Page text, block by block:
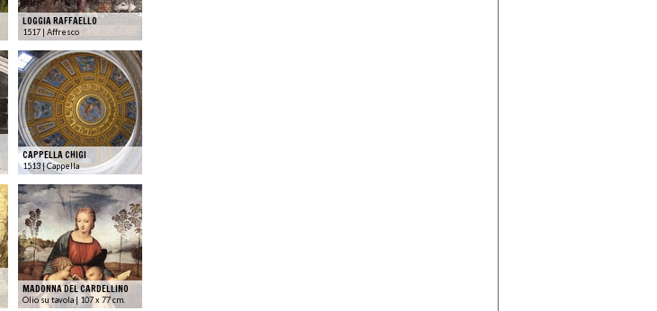
LOGGIA RAFFAELLO
1517 | Affresco
CAPPELLA CHIGI
1513 | Cappella
MADONNA DEL CARDELLINO
Olio su tavola | 107 x 77 cm.